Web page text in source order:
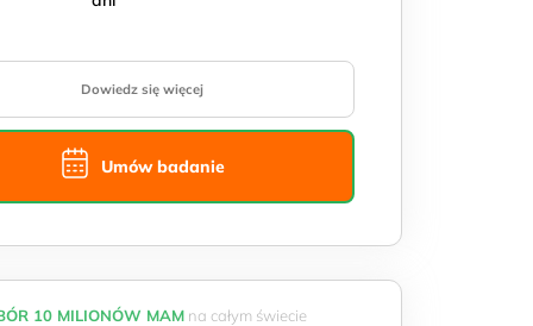
Dowiedz się więcej
Umów badanie
10 MILIONÓW MAMna całym świecie